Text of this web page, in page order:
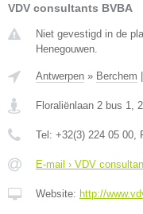
VDV consultants BVBA
Niet gevestigd in de
Henegouwen.
Antwerpen » Berchem
Floraliënlaan 2 bus 1
Tel: +32(3) 224 05 00
E-mail › VDV
Website: http://